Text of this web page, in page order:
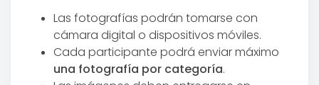
Las fotografías podrán tomarse con
cámara digital o dispositivos móviles.
Cada participante podrá enviar máximo
una fotografía por categoría.